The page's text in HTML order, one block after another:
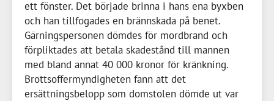
ett fönster. Det började brinna i hans ena byxben
och han tillfogades en brännskada på benet.
Gärningspersonen dömdes för mordbrand och
förpliktades att betala skadestånd till mannen
med bland annat 40 000 kronor för kränkning.
Brottsoffermyndigheten fann att det
ersättningsbelopp som domstolen dömde ut var